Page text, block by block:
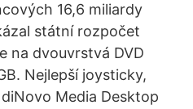
16,6 miliardy
státní rozpočet
na dvouvrstvá DVD
Nejlepší joysticky,
Media Desktop